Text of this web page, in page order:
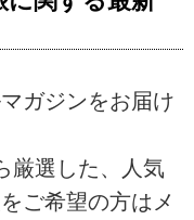
航空エコノミークラ
利用（往路：成田～
シヌログ祭りと癒し
4島めぐり6日間の
クラブツーリズム。
ガジンをお届け
厳選した、人気
ご希望の方はメ